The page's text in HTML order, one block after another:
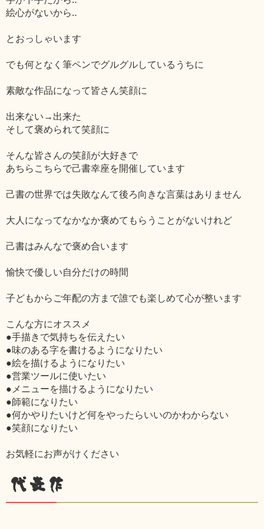
絵心がないから‥
とおっしゃいます
でも何となく筆ペンでグルグルしているうちに
素敵な作品になって皆さん笑顔に
出来ない→出来た
そして褒められて笑顔に
そんな皆さんの笑顔が大好きで
あちらこちらで己書幸座を開催しています
己書の世界では失敗なんて後ろ向きな言葉はありません
大人になってなかなか褒めてもらうことがないけれど
己書はみんなで褒め合います
愉快で優しい自分だけの時間
子どもからご年配の方まで誰でも楽しめて心が整います
こんな方にオススメ
●手描きで気持ちを伝えたい
●味のある字を書けるようになりたい
●絵を描けるようになりたい
●営業ツールに使いたい
●メニューを描けるようになりたい
●師範になりたい
●何かやりたいけど何をやったらいいのかわからない
●笑顔になりたい
お気軽にお声がけください
代表作